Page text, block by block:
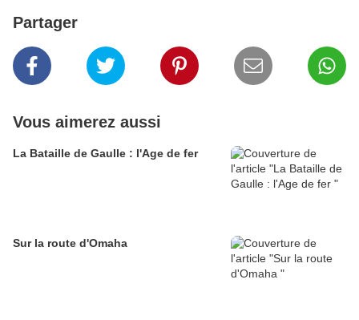
Partager
Vous aimerez aussi
La Bataille de Gaulle : l'Age de fer
Sur la route d'Omaha